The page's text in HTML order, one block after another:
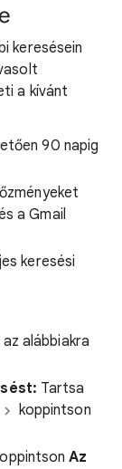
keresésein
a kívánt
90 napig
a Gmail
keresési
alábbiakra
Tartsa
koppintson
Az